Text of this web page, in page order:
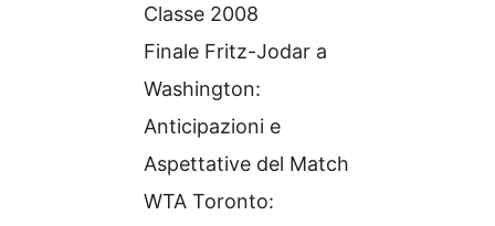
Classe 2008
Finale Fritz-Jodar a
Washington:
Anticipazioni e
Aspettative del Match
WTA Toronto: